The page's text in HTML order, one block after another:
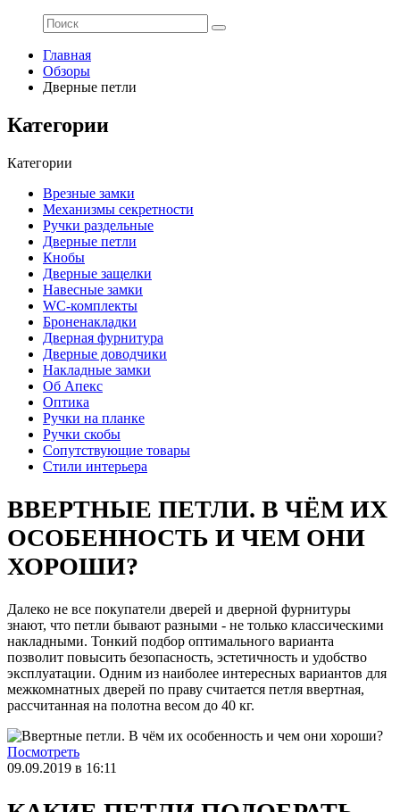
Главная
Обзоры
Дверные петли
Категории
Категории
Врезные замки
Механизмы секретности
Ручки раздельные
Дверные петли
Кнобы
Дверные защелки
Навесные замки
WC-комплекты
Броненакладки
Дверная фурнитура
Дверные доводчики
Накладные замки
Об Апекс
Оптика
Ручки на планке
Ручки скобы
Сопутствующие товары
Стили интерьера
ВВЕРТНЫЕ ПЕТЛИ. В ЧЁМ ИХ
ОСОБЕННОСТЬ И ЧЕМ ОНИ
ХОРОШИ?
Далеко не все покупатели дверей и дверной фурнитуры
знают, что петли бывают разными - не только классическими
накладными. Тонкий подбор оптимального варианта
позволит повысить безопасность, эстетичность и удобство
эксплуатации. Одним из наиболее интересных вариантов для
межкомнатных дверей по праву считается петля ввертная,
рассчитанная на полотна весом до 40 кг.
Посмотреть
09.09.2019 в 16:11